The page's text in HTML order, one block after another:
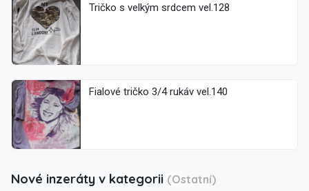
Tričko s velkým srdcem vel.128
Fialové tričko 3/4 rukáv vel.140
Nové inzeráty v kategorii (Ostatní)